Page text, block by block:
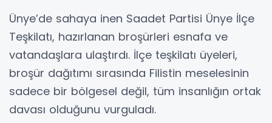
Ünye’de sahaya inen Saadet Partisi Ünye İlçe
Teşkilatı, hazırlanan broşürleri esnafa ve
vatandaşlara ulaştırdı. İlçe teşkilatı üyeleri,
broşür dağıtımı sırasında Filistin meselesinin
sadece bir bölgesel değil, tüm insanlığın ortak
davası olduğunu vurguladı.